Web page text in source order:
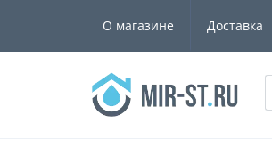
О магазине Доставка